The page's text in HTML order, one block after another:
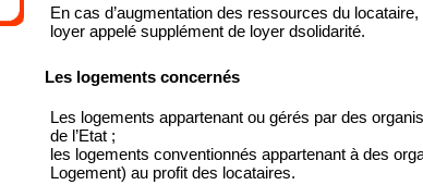
En cas d’augmentation des ressources du
loyer appelé supplément de loyer dsolidarité.
Les logements concernés
Les logements appartenant ou gérés par des
de l’Etat ;
les logements conventionnés appartenant à des
Logement) au profit des locataires.